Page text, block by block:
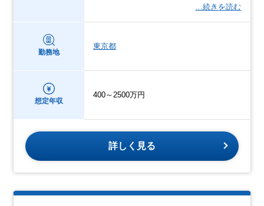
…続きを読む
勤務地
東京都
想定年収
400～2500万円
詳しく見る